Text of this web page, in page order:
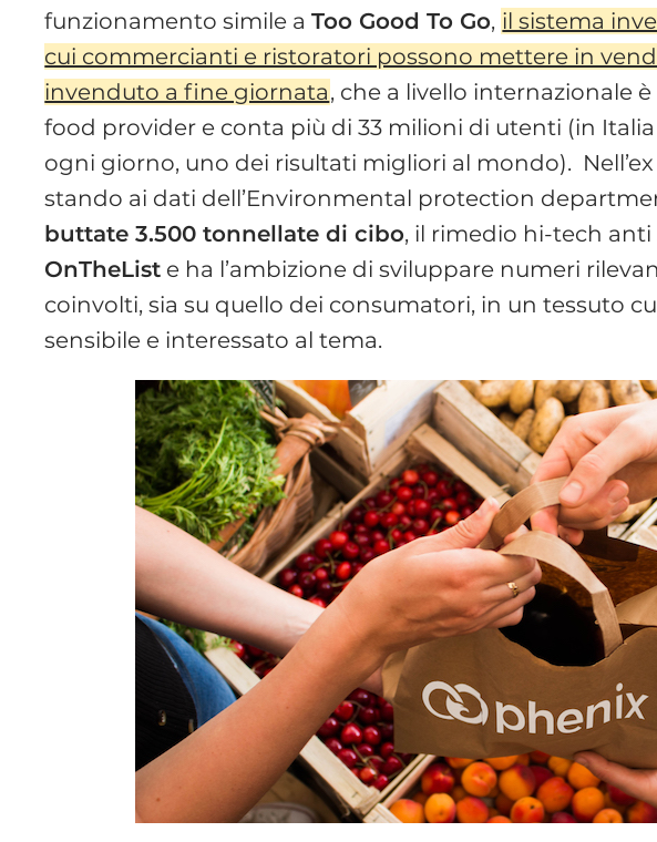
funzionamento simile aToo Good To Go, il sistema
cui commercianti e ristoratori possono mettere in
invenduto a fine giornata, che a livello internazionale
food provider e conta più di 33 milioni di utenti (in
ogni giorno, uno dei risultati migliori al mondo).
stando ai dati dell’Environmental protection
buttate 3.500 tonnellate di cibo, il rimedio hi-tech anti
OnTheList e ha l’ambizione di sviluppare numeri
coinvolti, sia su quello dei consumatori, in un tessuto
sensibile e interessato al tema.